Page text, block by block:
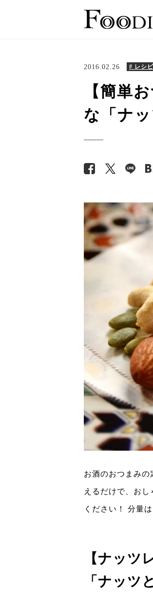
2016.02.26 # レシピ
【簡単
な「ナ
お酒のおつまみ
えるだけで、お
ください！ 分量
【ナッツ
「ナッツ